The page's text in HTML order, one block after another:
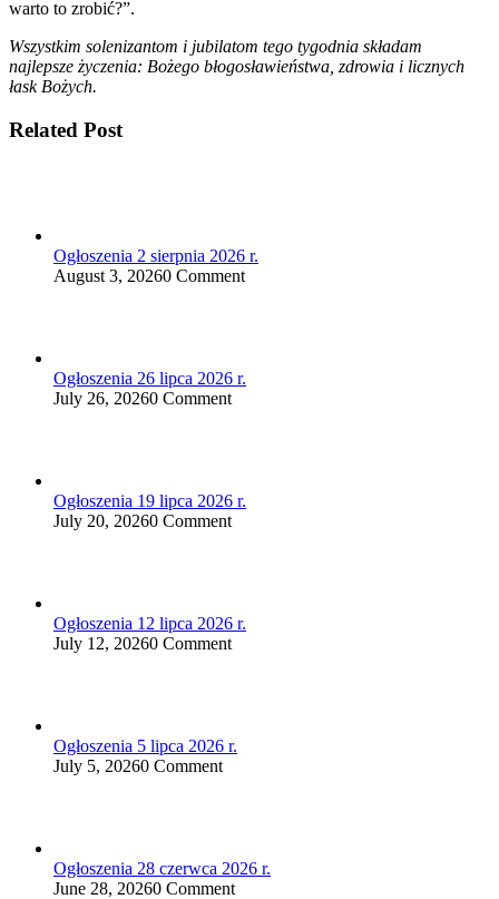
warto to zrobić?”.
Wszystkim solenizantom i jubilatom tego tygodnia składam
najlepsze życzenia: Bożego błogosławieństwa, zdrowia i licznych
łask Bożych.
Related Post
Ogłoszenia 2 sierpnia 2026 r.
August 3, 20260 Comment
Ogłoszenia 26 lipca 2026 r.
July 26, 20260 Comment
Ogłoszenia 19 lipca 2026 r.
July 20, 20260 Comment
Ogłoszenia 12 lipca 2026 r.
July 12, 20260 Comment
Ogłoszenia 5 lipca 2026 r.
July 5, 20260 Comment
Ogłoszenia 28 czerwca 2026 r.
June 28, 20260 Comment